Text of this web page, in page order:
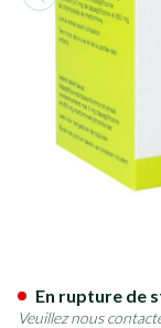
En rupture de
Veuillez nous